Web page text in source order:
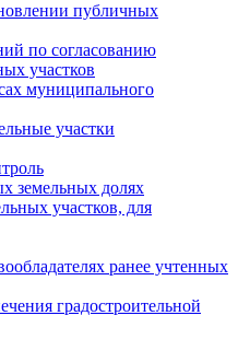
публичных
по согласованию
участков
муниципального
участки
земельных долях
участков, для
ранее учтенных
градостроительной